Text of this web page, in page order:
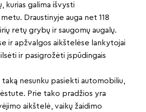
kurias galima išvysti
Draustinyje auga net 118
retų grybų ir saugomų augalų.
ir apžvalgos aikštelėse lankytojai
ir pasigrožėti įspūdingais
nesunku pasiekti automobiliu,
Prie tako pradžios yra
aikštelė, vaikų žaidimo